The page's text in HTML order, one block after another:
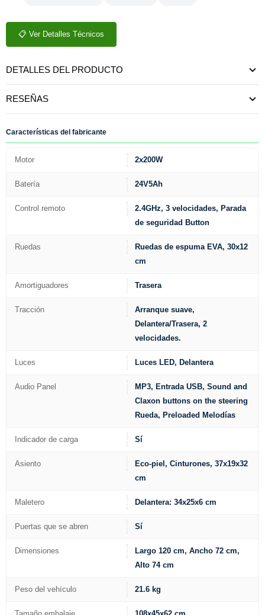
📋 Ver Detalles Técnicos
DETALLES DEL PRODUCTO
RESEÑAS
Características del fabricante
Motor 2x200W
Batería 24V5Ah
Control remoto
2.4GHz, 3 velocidades, Parada
de seguridad Button
Ruedas
Ruedas de espuma EVA, 30x12
cm
Amortiguadores Trasera
Tracción
Arranque suave,
Delantera/Trasera, 2
velocidades.
Luces Luces LED, Delantera
Audio Panel
MP3, Entrada USB, Sound and
Claxon buttons on the steering
Rueda, Preloaded Melodías
Indicador de carga Sí
Asiento
Eco-piel, Cinturones, 37x19x32
cm
Maletero Delantera: 34x25x6 cm
Puertas que se abren Sí
Dimensiones
Largo 120 cm, Ancho 72 cm,
Alto 74 cm
Peso del vehículo 21.6 kg